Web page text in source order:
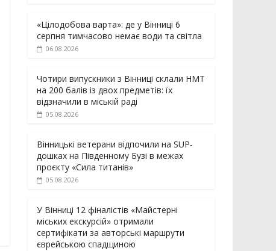
«Цілодобова варта»: де у Вінниці 6
серпня тимчасово немає води та світла
06.08.2026
Чотири випускники з Вінниці склали НМТ
на 200 балів із двох предметів: їх
відзначили в міській раді
05.08.2026
Вінницькі ветерани відпочили на SUP-
дошках на Південному Бузі в межах
проєкту «Сила титанів»
05.08.2026
У Вінниці 12 фіналістів «Майстерні
міських екскурсій» отримали
сертифікати за авторські маршрути
єврейською спадщиною